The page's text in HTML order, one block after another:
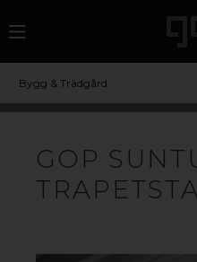
Bygg & Trädgård
GOP